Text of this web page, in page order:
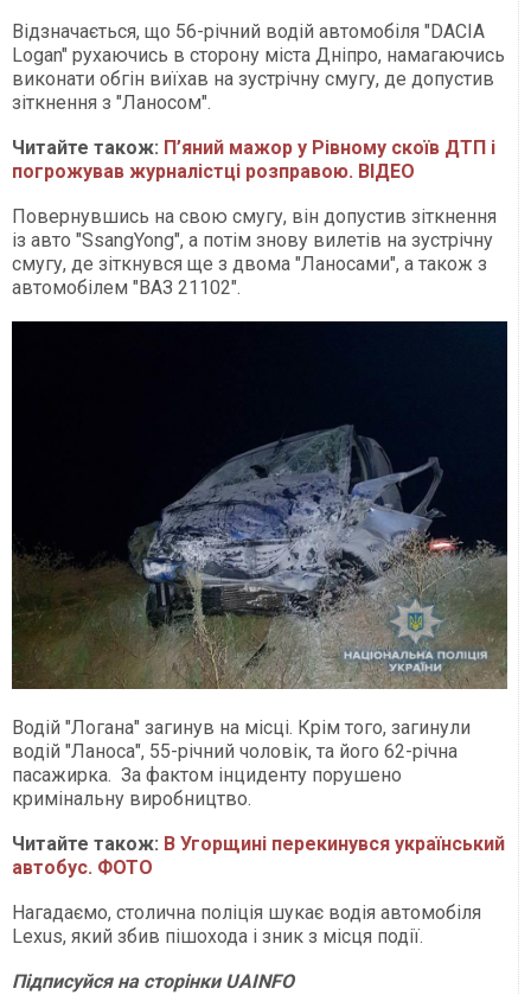
Відзначається, що 56-річний водій автомобіля "DACIA
Logan" рухаючись в сторону міста Дніпро, намагаючись
виконати обгін виїхав на зустрічну смугу, де допустив
зіткнення з "Ланосом".
Читайте також: П’яний мажор у Рівному скоїв ДТП і
погрожував журналістці розправою. ВІДЕО
Повернувшись на свою смугу, він допустив зіткнення
із авто "SsangYong", а потім знову вилетів на зустрічну
смугу, де зіткнувся ще з двома "Ланосами", а також з
автомобілем "ВАЗ 21102".
Водій "Логана" загинув на місці. Крім того, загинули
водій "Ланоса", 55-річний чоловік, та його 62-річна
пасажирка. За фактом інциденту порушено
кримінальну виробництво.
Читайте також: В Угорщині перекинувся український
автобус. ФОТО
Нагадаємо, столична поліція шукає водія автомобіля
Lexus, який збив пішохода і зник з місця події.
Підписуйся на сторінки UAINFO